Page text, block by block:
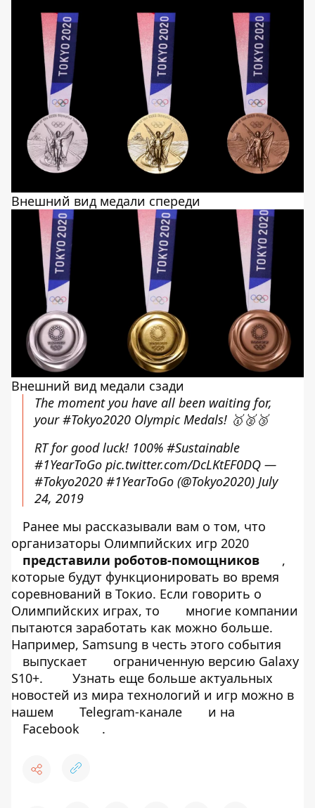
Внешний вид медали спереди
Внешний вид медали сзади
The moment you have all been waiting for,
your#Tokyo2020 Olympic Medals! 🥇🥈🥉
RT for good luck! 100% #Sustainable
#1YearToGo pic.twitter.com/DcLKtEF0DQ —
#Tokyo2020 #1YearToGo (@Tokyo2020) July
24, 2019
Ранее мы рассказывали вам о том, что
организаторы Олимпийских игр 2020
представили роботов-помощников
,
которые будут функционировать во время
соревнований в Токио. Если говорить о
Олимпийских играх, то
многие компании
пытаются заработать как можно больше.
Например, Samsung в честь этого события
выпускает
ограниченную версию Galaxy
S10+.
Узнать еще больше актуальных
новостей из мира технологий и игр можно в
нашем
Telegram-канале
и на
Facebook
.